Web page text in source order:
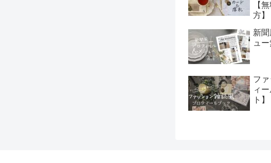
【
方】
新
ュ
フ
ィ
ト